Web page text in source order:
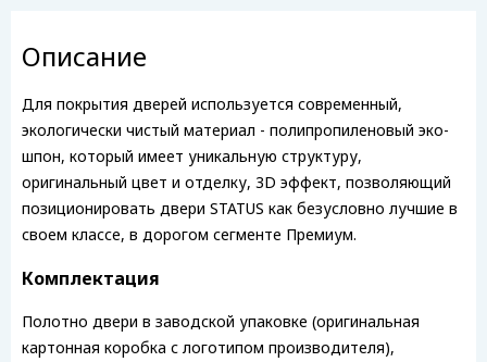
Описание
Для покрытия дверей используется современный,
экологически чистый материал - полипропиленовый эко-
шпон, который имеет уникальную структуру,
оригинальный цвет и отделку, 3D эффект, позволяющий
позиционировать двери STATUS как безусловно лучшие в
своем классе, в дорогом сегменте Премиум.
Комплектация
Полотно двери в заводской упаковке (оригинальная
картонная коробка с логотипом производителя),